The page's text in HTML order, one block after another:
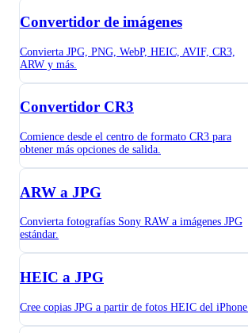
Convertidor de imágenes
Convierta JPG, PNG, WebP, HEIC, AVIF, CR3,
ARW y más.
Convertidor CR3
Comience desde el centro de formato CR3 para
obtener más opciones de salida.
ARW a JPG
Convierta fotografías Sony RAW a imágenes JPG
estándar.
HEIC a JPG
Cree copias JPG a partir de fotos HEIC del iPhone.